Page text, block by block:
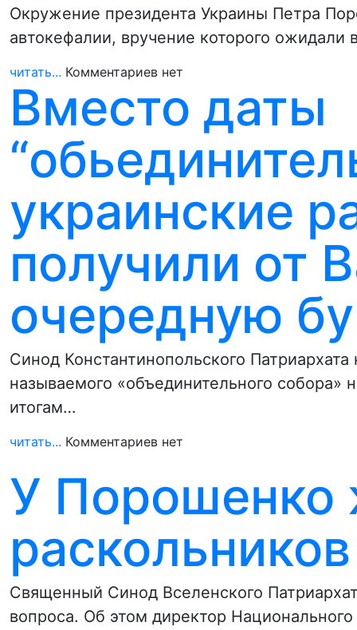
Окружение президента Украины Петра
автокефалии, вручение которого ожидали
читать... Комментариев нет
Вместо даты
украинские
получили от
очередную
Синод Константинопольского
называемого «объединительного собора»
итогам…
читать... Комментариев нет
У Порошенко
Священный Синод Вселенского
вопроса. Об этом директор